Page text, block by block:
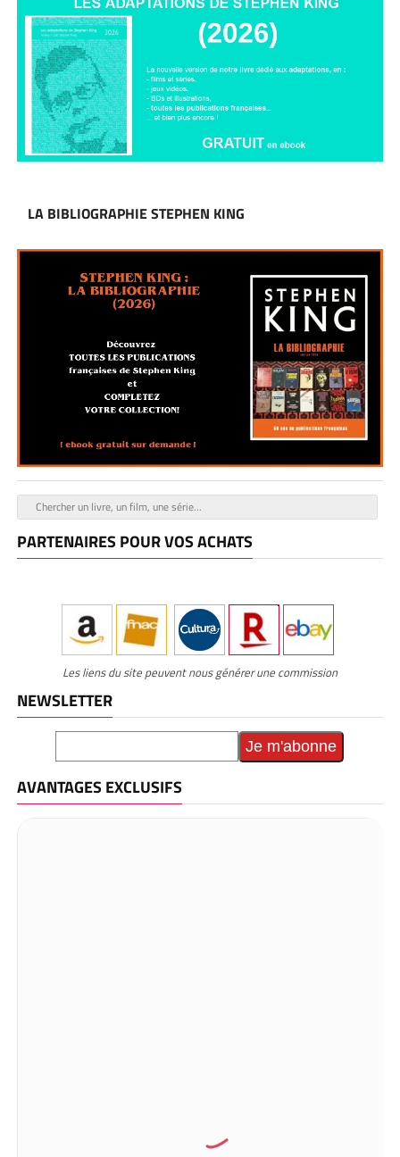
LA BIBLIOGRAPHIE STEPHEN KING
PARTENAIRES POUR VOS ACHATS
Les liens du site peuvent nous générer une commission
NEWSLETTER
AVANTAGES EXCLUSIFS